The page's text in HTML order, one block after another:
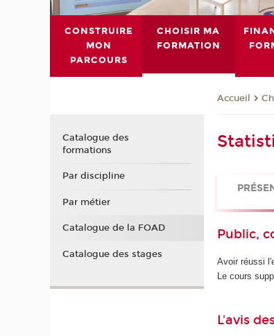
CONSTRUIRE
MON
PARCOURS
CHOISIR MA
FORMATION
Accueil
Public,
Avoir réussi
Le cours
L'avis
Catalogue des
formations
Par discipline
Par métier
Catalogue de la FOAD
Catalogue des stages